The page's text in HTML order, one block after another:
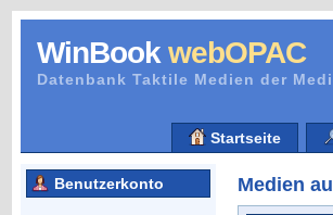
WinBook webOPAC
Datenbank Taktile Medien der
Startseite
Benutzerkonto Medien